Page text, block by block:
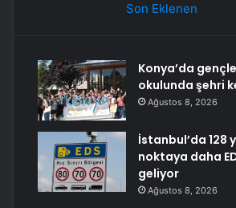
Son Eklenen
Konya’da
okulunda şehri
Ağustos 8, 2026
İstanbul’da 128
noktaya daha
geliyor
Ağustos 8, 2026